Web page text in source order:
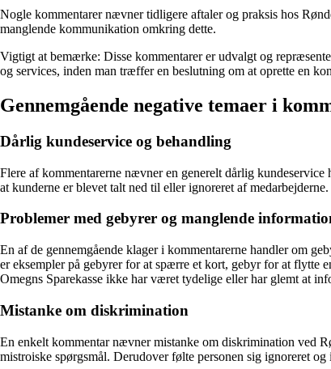
Nogle kommentarer nævner tidligere aftaler og praksis hos
manglende kommunikation omkring dette.
Vigtigt at bemærke: Disse kommentarer er udvalgt og
og services, inden man træffer en beslutning om at oprette en
Gennemgående negative temaer i
Dårlig kundeservice og behandling
Flere af kommentarerne nævner en generelt dårlig kundeservice
at kunderne er blevet talt ned til eller ignoreret af
Problemer med gebyrer og manglende
En af de gennemgående klager i kommentarerne handler om
er eksempler på gebyrer for at spærre et kort, gebyr for at flytte
Omegns Sparekasse ikke har været tydelige eller har glemt at
Mistanke om diskrimination
En enkelt kommentar nævner mistanke om diskrimination ved
mistroiske spørgsmål. Derudover følte personen sig ignoreret